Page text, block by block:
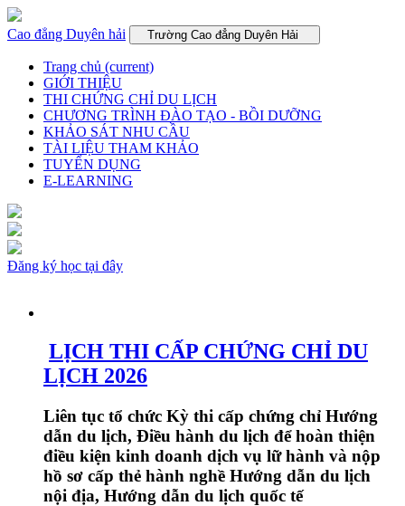
Cao đẳng Duyên hải Trường Cao đẳng Duyên Hải
Trang chủ (current)
GIỚI THIỆU
THI CHỨNG CHỈ DU LỊCH
CHƯƠNG TRÌNH ĐÀO TẠO - BỒI DƯỠNG
KHẢO SÁT NHU CẦU
TÀI LIỆU THAM KHẢO
TUYỂN DỤNG
E-LEARNING
Đăng ký học tại đây
LỊCH THI CẤP CHỨNG CHỈ DU
LỊCH 2026
Liên tục tổ chức Kỳ thi cấp chứng chỉ Hướng
dẫn du lịch, Điều hành du lịch để hoàn thiện
điều kiện kinh doanh dịch vụ lữ hành và nộp
hồ sơ cấp thẻ hành nghề Hướng dẫn du lịch
nội địa, Hướng dẫn du lịch quốc tế